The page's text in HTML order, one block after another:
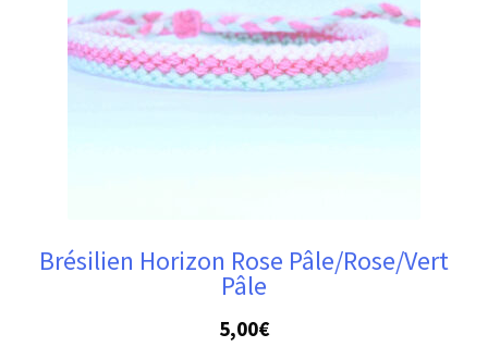
Brésilien Horizon Rose Pâle/Rose/Vert
Pâle
5,00€